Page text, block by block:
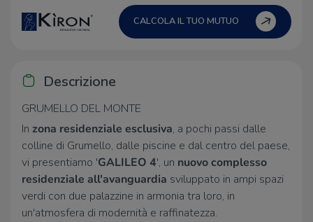
CALCOLA IL TUO MUTUO
Descrizione
GRUMELLO DEL MONTE
In zona residenziale esclusiva, a pochi passi dalle
colline di Grumello, dalle piscine e dal centro del paese,
vi presentiamo 'GALILEO 4', un nuovo complesso
residenziale all'avanguardia sviluppato in ampi spazi
verdi con due palazzine in armonia tra loro, in
un'atmosfera di modernità e raffinatezza.